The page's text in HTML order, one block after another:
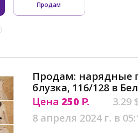
Продам
Продам: нарядные
блузка, 116/128 в
Цена 250 Р.
3.29
8 апреля 2024 г. в